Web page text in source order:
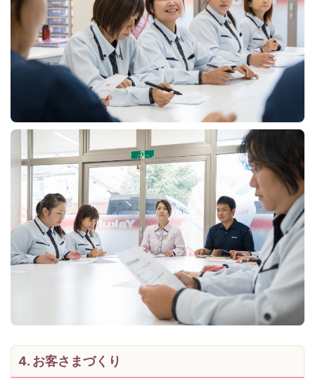
4. お客さまづくり